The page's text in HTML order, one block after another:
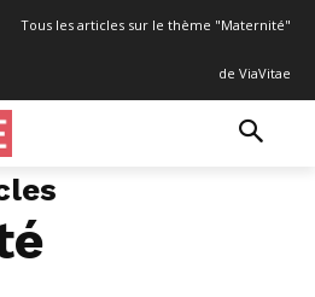
Tous les articles sur le thème "Maternité"
de ViaVitae